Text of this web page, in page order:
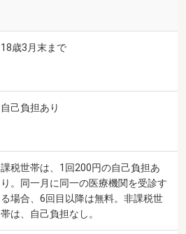
18歳3月末まで
自己負担あり
課税世帯は、1回200円の自己負担あ
り。同一月に同一の医療機関を受診す
る場合、6回目以降は無料。非課税世
帯は、自己負担なし。